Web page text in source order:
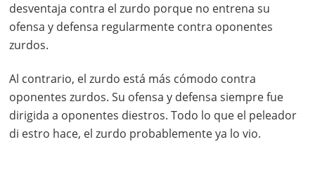
desventaja contra el zurdo porque no entrena su
ofensa y defensa regularmente contra oponentes
zurdos.
Al contrario, el zurdo está más cómodo contra
oponentes zurdos. Su ofensa y defensa siempre fue
dirigida a oponentes diestros. Todo lo que el peleador
di estro hace, el zurdo probablemente ya lo vio.